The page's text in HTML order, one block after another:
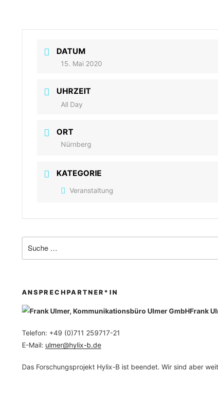
DATUM
15. Mai 2020
UHRZEIT
All Day
ORT
Nürnberg
KATEGORIE
Veranstaltung
ANSPRECHPARTNER*IN
Frank
Telefon: +49 (0)711 259717-21
E-Mail: ulmer@hylix-b.de
Das Forschungsprojekt Hylix-B ist beendet. Wir sind aber